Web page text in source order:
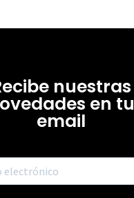
nuestras
en tu
email